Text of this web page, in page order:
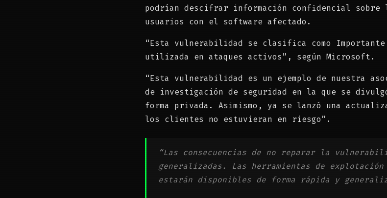
podrían descifrar información confidencial sobre
usuarios con el software afectado.
“Esta vulnerabilidad se clasifica como
utilizada en ataques activos”, según Microsoft.
“Esta vulnerabilidad es un ejemplo de nuestra
de investigación de seguridad en la que se
forma privada. Asimismo, ya se lanzó una
los clientes no estuvieran en riesgo”.
“Las consecuencias de no reparar la
generalizadas. Las herramientas de explotación
estarán disponibles de forma rápida y